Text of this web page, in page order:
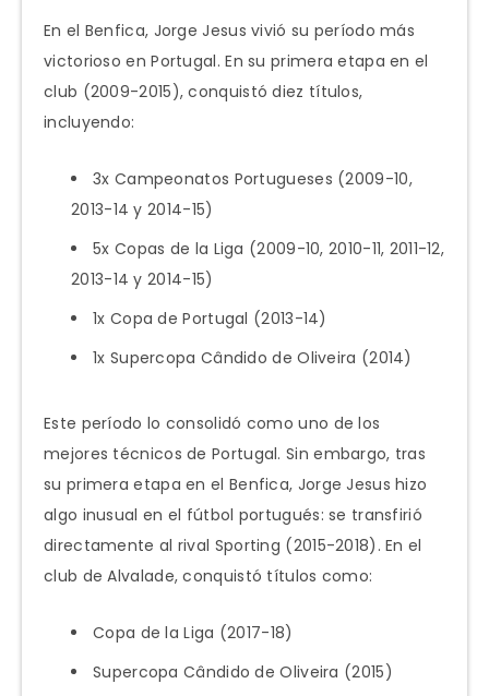
En el Benfica, Jorge Jesus vivió su período más
victorioso en Portugal. En su primera etapa en el
club (2009-2015), conquistó diez títulos,
incluyendo:
3x Campeonatos Portugueses (2009-10,
2013-14 y 2014-15)
5x Copas de la Liga (2009-10, 2010-11, 2011-12,
2013-14 y 2014-15)
1x Copa de Portugal (2013-14)
1x Supercopa Cândido de Oliveira (2014)
Este período lo consolidó como uno de los
mejores técnicos de Portugal. Sin embargo, tras
su primera etapa en el Benfica, Jorge Jesus hizo
algo inusual en el fútbol portugués: se transfirió
directamente al rival Sporting (2015-2018). En el
club de Alvalade, conquistó títulos como:
Copa de la Liga (2017-18)
Supercopa Cândido de Oliveira (2015)